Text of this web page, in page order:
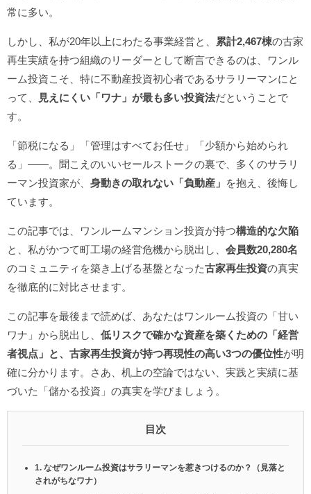
常に多い。
しかし、私が20年以上にわたる事業経営と、 累計2,467棟の古家
再生実績を持つ組織のリーダーとして断言できるのは、ワンル
ーム投資こそ、特に不動産投資初心者であるサラリーマンにと
って、
見えにくい「ワナ」が最も多い投資法だということで
す。
「節税になる」「管理はすべてお任せ」「少額から始められ
る」――。聞こえのいいセールストークの裏で、多くのサラリ
ーマン投資家が、 身動きの取れない「負動産」 を抱え、後悔し
ています。
この記事では、ワンルームマンション投資が持つ構造的な欠陥
と、私がかつて町工場の経営危機から脱出し、 会員数20,280名
のコミュニティを築き上げる基盤となった古家再生投資の真実
を徹底的に対比させます。
この記事を最後まで読めば、あなたはワンルーム投資の「甘い
ワナ」から脱出し、 低リスクで確かな資産を築くための「経営
者視点」と、古家再生投資が持つ再現性の高い3つの優位性が明
確に分かります。さあ、机上の空論ではない、実践と実績に基
づいた「儲かる投資」の真実を学びましょう。
目次
1. なぜワンルーム投資はサラリーマンを惹きつけるのか？（見落と
されがちなワナ）